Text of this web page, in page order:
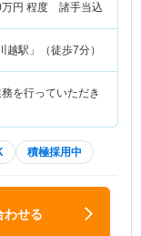
万円 程度 諸手当込
越駅」（徒歩7分）
を行っていただき
積極採用中
わせる